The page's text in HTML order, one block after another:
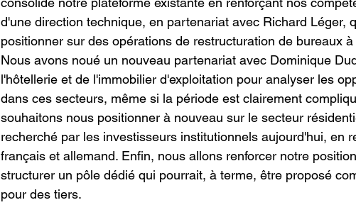
d'une direction technique, en partenariat avec Richard Léger,
positionner sur des opérations de restructuration de bureaux
Nous avons noué un nouveau partenariat avec Dominique
l'hôtellerie et de l'immobilier d'exploitation pour analyser les
dans ces secteurs, même si la période est clairement
souhaitons nous positionner à nouveau sur le secteur
recherché par les investisseurs institutionnels aujourd'hui, en
français et allemand. Enfin, nous allons renforcer notre
structurer un pôle dédié qui pourrait, à terme, être proposé
pour des tiers.